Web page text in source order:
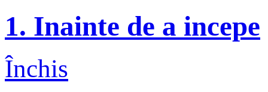
1. Inainte de a incepe
Închis